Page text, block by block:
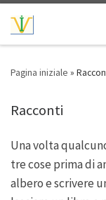
Passa al contenuto
Pagina iniziale »
Racconti
Una volta
tre cose prima di
albero e scrivere